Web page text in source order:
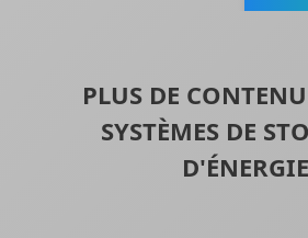
PLUS DE
SYSTÈMES DE
D'ÉNERGIE